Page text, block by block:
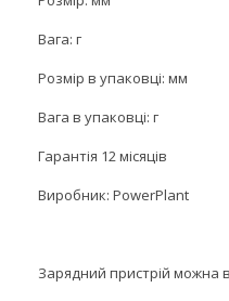
Вага: г
Розмір в упаковці: мм
Вага в упаковці: г
Гарантія 12 місяців
Виробник: PowerPlant
Зарядний пристрій можна